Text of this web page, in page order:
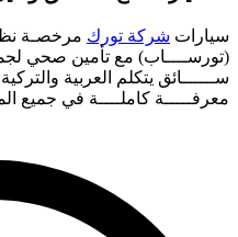
سيارات شركة تورك مرخصـة
(تورســــاب) مع تأمين صحي
ســــــائق يتكلم العربية
معرفـــــة كاملــــة في جميع